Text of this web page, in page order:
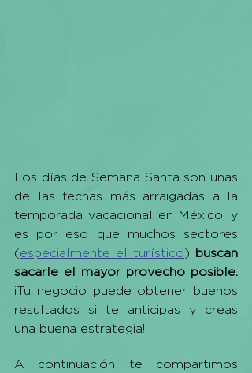
Los días de Semana Santa son unas
de las fechas más arraigadas a la
temporada vacacional en México, y
es por eso que muchos sectores
(especialmente el turístico) buscan
sacarle el mayor provecho posible.
¡Tu negocio puede obtener buenos
resultados si te anticipas y creas
una buena estrategia!
A continuación te compartimos